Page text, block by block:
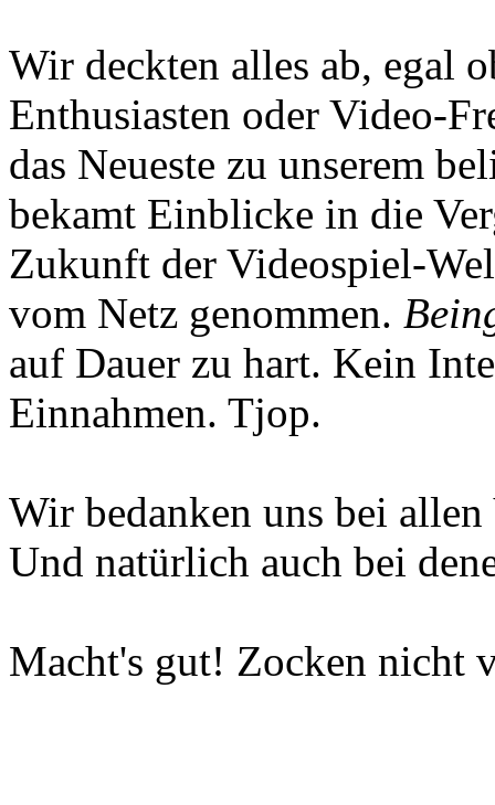
Wir deckten alles ab, egal
Enthusiasten oder Video-
das Neueste zu unserem
bekamt Einblicke in die
Zukunft der Videospiel-
vom Netz genommen.
auf Dauer zu hart. Kein
Einnahmen. Tjop.
Wir bedanken uns bei
Und natürlich auch bei
Macht's gut! Zocken nicht